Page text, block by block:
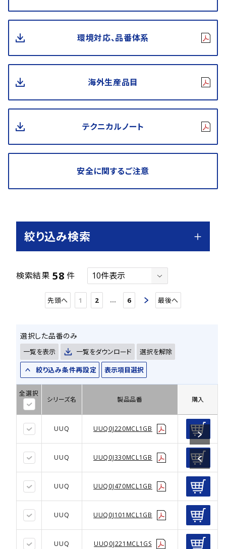
環境対応、品番体系
海外生産品目
テクニカルノート
安全に関するご注意
絞り込み検索
検索結果 58 件
先頭へ 1 2 … 6 最後へ
選択した品番のみ
一覧を表示 一覧をダウンロード
選択を解除
絞り込み条件再設定
表示項目選択
全選択
シリーズ名 製品品番 購入
UUQ UUQ0J220MCL1GB
UUQ UUQ0J330MCL1GB
UUQ UUQ0J470MCL1GB
UUQ UUQ0J101MCL1GB
UUQ UUQ0J221MCL1GS